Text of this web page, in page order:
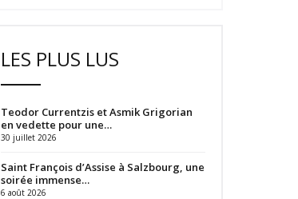
LES PLUS LUS
Teodor Currentzis et Asmik Grigorian
en vedette pour une…
30 juillet 2026
Saint François d’Assise à Salzbourg, une
soirée immense…
6 août 2026